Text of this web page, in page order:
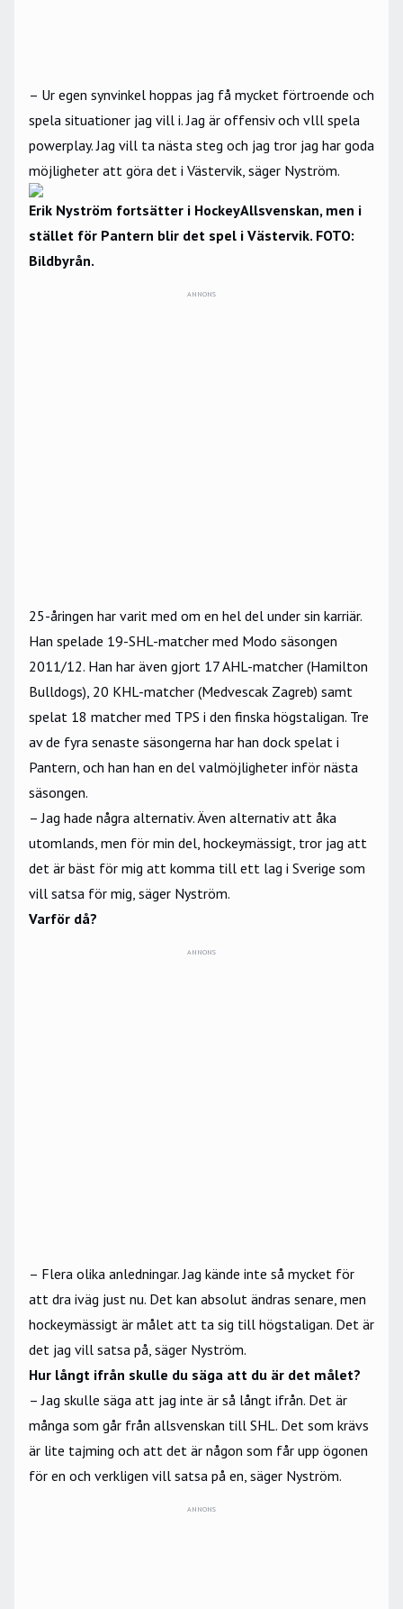
– Ur egen synvinkel hoppas jag få mycket förtroende och
spela situationer jag vill i. Jag är offensiv och vlll spela
powerplay. Jag vill ta nästa steg och jag tror jag har goda
möjligheter att göra det i Västervik, säger Nyström.
Erik Nyström fortsätter i HockeyAllsvenskan, men i
stället för Pantern blir det spel i Västervik. FOTO:
Bildbyrån.
ANNONS
25-åringen har varit med om en hel del under sin karriär.
Han spelade 19-SHL-matcher med Modo säsongen
2011/12. Han har även gjort 17 AHL-matcher (Hamilton
Bulldogs), 20 KHL-matcher (Medvescak Zagreb) samt
spelat 18 matcher med TPS i den finska högstaligan. Tre
av de fyra senaste säsongerna har han dock spelat i
Pantern, och han han en del valmöjligheter inför nästa
säsongen.
– Jag hade några alternativ. Även alternativ att åka
utomlands, men för min del, hockeymässigt, tror jag att
det är bäst för mig att komma till ett lag i Sverige som
vill satsa för mig, säger Nyström.
Varför då?
ANNONS
– Flera olika anledningar. Jag kände inte så mycket för
att dra iväg just nu. Det kan absolut ändras senare, men
hockeymässigt är målet att ta sig till högstaligan. Det är
det jag vill satsa på, säger Nyström.
Hur långt ifrån skulle du säga att du är det målet?
– Jag skulle säga att jag inte är så långt ifrån. Det är
många som går från allsvenskan till SHL. Det som krävs
är lite tajming och att det är någon som får upp ögonen
för en och verkligen vill satsa på en, säger Nyström.
ANNONS